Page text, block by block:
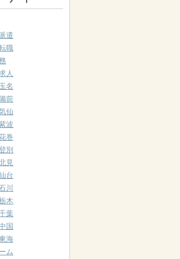
遣
職
人
名
前
仙
波
巻
別
見
台
川
木
葉
国
海
ム